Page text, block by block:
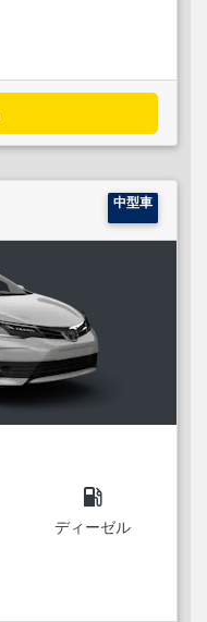
中型車
local_gas_station
ディーゼル